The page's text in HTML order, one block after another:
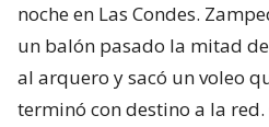
noche en Las Condes.
un balón pasado la mitad
al arquero y sacó un voleo
terminó con destino a la